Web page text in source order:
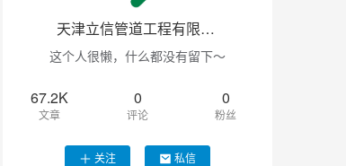
天津立信管道工程有限公司
这个人很懒，什么都没有留下～
67.2K
文章
0
评论
0
粉丝
关注 私信